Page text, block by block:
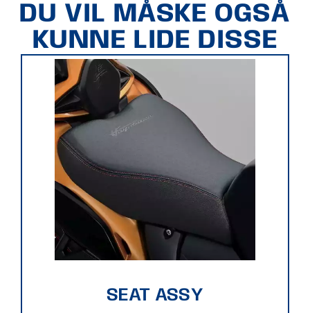
DU VIL MÅSKE OGSÅ
KUNNE LIDE DISSE
SEAT ASSY